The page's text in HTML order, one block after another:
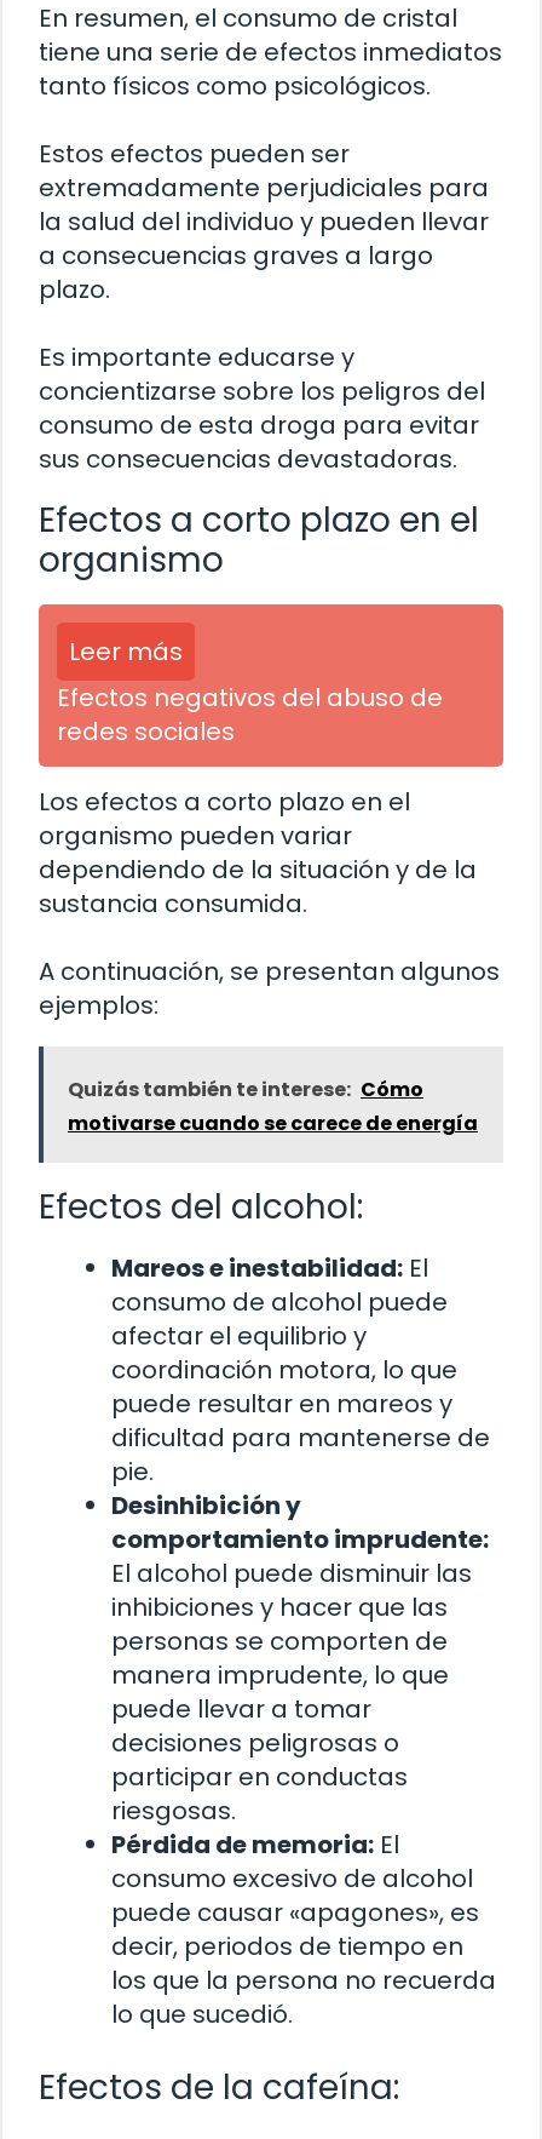
En resumen, el consumo de cristal
tiene una serie de efectos inmediatos
tanto físicos como psicológicos.
Estos efectos pueden ser
extremadamente perjudiciales para
la salud del individuo y pueden llevar
a consecuencias graves a largo
plazo.
Es importante educarse y
concientizarse sobre los peligros del
consumo de esta droga para evitar
sus consecuencias devastadoras.
Efectos a corto plazo en el
organismo
Leer más
Efectos negativos del abuso de
redes sociales
Los efectos a corto plazo en el
organismo pueden variar
dependiendo de la situación y de la
sustancia consumida.
A continuación, se presentan algunos
ejemplos:
Quizás también te interese: Cómo
motivarse cuando se carece de energía
Efectos del alcohol:
Mareos e inestabilidad: El
consumo de alcohol puede
afectar el equilibrio y
coordinación motora, lo que
puede resultar en mareos y
dificultad para mantenerse de
pie.
Desinhibición y
comportamiento imprudente:
El alcohol puede disminuir las
inhibiciones y hacer que las
personas se comporten de
manera imprudente, lo que
puede llevar a tomar
decisiones peligrosas o
participar en conductas
riesgosas.
Pérdida de memoria: El
consumo excesivo de alcohol
puede causar «apagones», es
decir, periodos de tiempo en
los que la persona no recuerda
lo que sucedió.
Efectos de la cafeína: